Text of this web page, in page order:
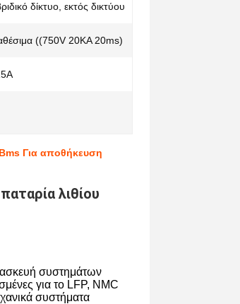
δίκτυο, εκτός δικτύου
((750V 20KA 20ms)
Για αποθήκευση
λιθίου
συστημάτων
για το LFP, NMC
συστήματα